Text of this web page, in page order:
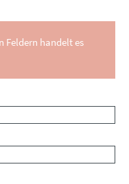
Feldern handelt es